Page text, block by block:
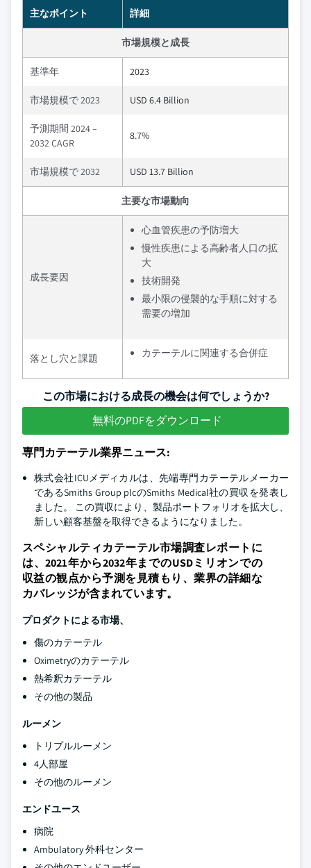
主なポイント 詳細
市場規模と成長
基準年 2023
市場規模で 2023 USD 6.4 Billion
予測期間 2024 –
2032 CAGR
8.7%
市場規模で 2032 USD 13.7 Billion
主要な市場動向
成長要因
心血管疾患の予防増大
慢性疾患による高齢者人口の拡
大
技術開発
最小限の侵襲的な手順に対する
需要の増加
落とし穴と課題 カテーテルに関連する合併症
この市場における成長の機会は何でしょうか?
無料のPDFをダウンロード
専門カテーテル業界ニュース:
株式会社ICUメディカルは、先端専門カテーテルメーカー
であるSmiths Group plcのSmiths Medical社の買収を発表し
ました。 この買収により、製品ポートフォリオを拡大し、
新しい顧客基盤を取得できるようになりました。
スペシャルティカテーテル市場調査レポートに
は、2021年から2032年までのUSDミリオンでの
収益の観点から予測を見積もり、業界の詳細な
カバレッジが含まれています。
プロダクトによる市場、
傷のカテーテル
Oximetryのカテーテル
熱希釈カテーテル
その他の製品
ルーメン
トリプルルーメン
4人部屋
その他のルーメン
エンドユース
病院
Ambulatory 外科センター